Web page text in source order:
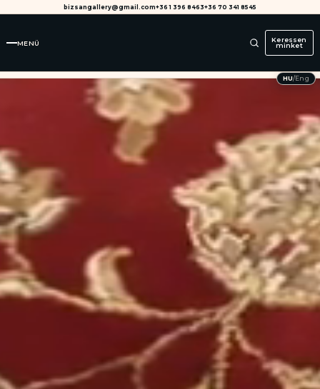
bizsangallery@gmail.com+36 1 396 8463+36 70 341 8545
MENÜ Keressen
minket
HU/Eng